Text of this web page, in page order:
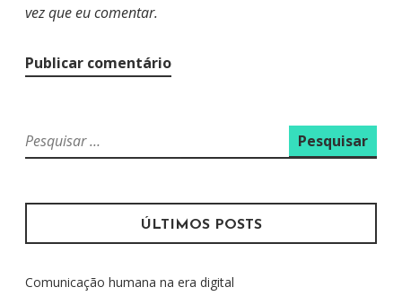
vez que eu comentar.
P
e
q
i
a
ÚLTIMOS POSTS
Comunicação humana na era digital